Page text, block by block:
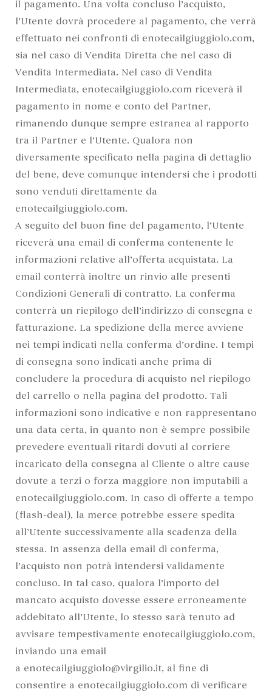
il pagamento. Una volta concluso l’acquisto,
l’Utente dovrà procedere al pagamento, che verrà
effettuato nei confronti di enotecailgiuggiolo.com,
sia nel caso di Vendita Diretta che nel caso di
Vendita Intermediata. Nel caso di Vendita
Intermediata, enotecailgiuggiolo.com riceverà il
pagamento in nome e conto del Partner,
rimanendo dunque sempre estranea al rapporto
tra il Partner e l’Utente. Qualora non
diversamente specificato nella pagina di dettaglio
del bene, deve comunque intendersi che i prodotti
sono venduti direttamente da
enotecailgiuggiolo.com.
A seguito del buon fine del pagamento, l’Utente
riceverà una email di conferma contenente le
informazioni relative all’offerta acquistata. La
email conterrà inoltre un rinvio alle presenti
Condizioni Generali di contratto. La conferma
conterrà un riepilogo dell’indirizzo di consegna e
fatturazione. La spedizione della merce avviene
nei tempi indicati nella conferma d’ordine. I tempi
di consegna sono indicati anche prima di
concludere la procedura di acquisto nel riepilogo
del carrello o nella pagina del prodotto. Tali
informazioni sono indicative e non rappresentano
una data certa, in quanto non è sempre possibile
prevedere eventuali ritardi dovuti al corriere
incaricato della consegna al Cliente o altre cause
dovute a terzi o forza maggiore non imputabili a
enotecailgiuggiolo.com. In caso di offerte a tempo
(flash-deal), la merce potrebbe essere spedita
all’Utente successivamente alla scadenza della
stessa. In assenza della email di conferma,
l’acquisto non potrà intendersi validamente
concluso. In tal caso, qualora l’importo del
mancato acquisto dovesse essere erroneamente
addebitato all’Utente, lo stesso sarà tenuto ad
avvisare tempestivamente enotecailgiuggiolo.com,
inviando una email
a enotecailgiuggiolo@virgilio.it, al fine di
consentire a enotecailgiuggiolo.com di verificare